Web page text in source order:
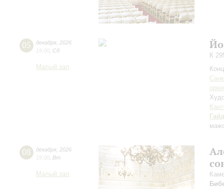
05 декабря 2026
19:00 Сб
Малый зал
К
08 декабря 2026
19:00 Вт
Малый зал